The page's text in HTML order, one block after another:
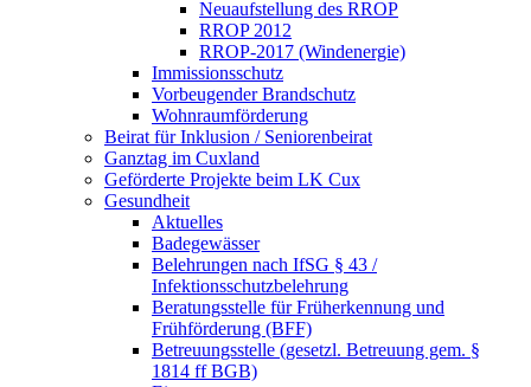
Neuaufstellung des RROP
RROP 2012
RROP-2017 (Windenergie)
Immissionsschutz
Vorbeugender Brandschutz
Wohnraumförderung
Beirat für Inklusion / Seniorenbeirat
Ganztag im Cuxland
Geförderte Projekte beim LK Cux
Gesundheit
Aktuelles
Badegewässer
Belehrungen nach IfSG § 43 /
Infektionsschutzbelehrung
Beratungsstelle für Früherkennung und
Frühförderung (BFF)
Betreuungsstelle (gesetzl. Betreuung gem. §
1814 ff BGB)